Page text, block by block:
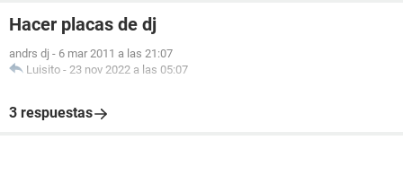
Hacer placas de dj
andrs dj - 6 mar 2011 a las 21:07
Luisito - 23 nov 2022 a las 05:07
3 respuestas